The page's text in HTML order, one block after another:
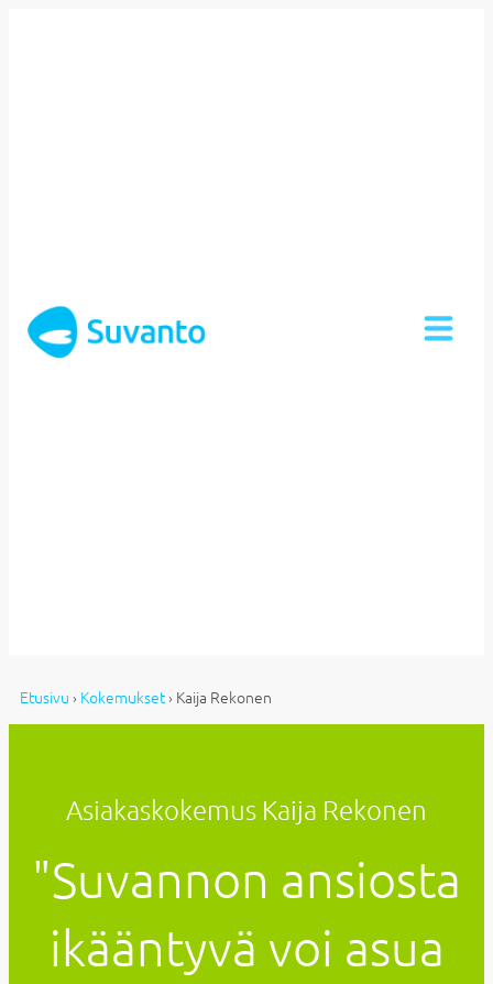
Etusivu › Kokemukset › Kaija Rekonen
Asiakaskokemus Kaija Rekonen
"Suvannon ansiosta
ikääntyvä voi asua